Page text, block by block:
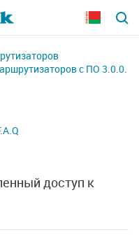
с ПО 3.0.0.
доступ к